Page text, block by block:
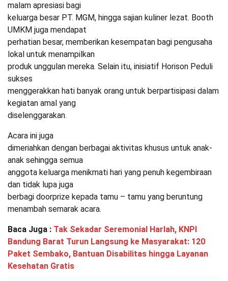
malam apresiasi bagi
keluarga besar PT. MGM, hingga sajian kuliner lezat. Booth
UMKM juga mendapat
perhatian besar, memberikan kesempatan bagi pengusaha
lokal untuk menampilkan
produk unggulan mereka. Selain itu, inisiatif Horison Peduli
sukses
menggerakkan hati banyak orang untuk berpartisipasi dalam
kegiatan amal yang
diselenggarakan.
Acara ini juga
dimeriahkan dengan berbagai aktivitas khusus untuk anak-
anak sehingga semua
anggota keluarga menikmati hari yang penuh kegembiraan
dan tidak lupa juga
berbagi doorprize kepada tamu – tamu yang beruntung
menambah semarak acara.
Baca Juga : Tak Sekadar Seremonial Harlah, KNPI
Bandung Barat Turun Langsung ke Masyarakat: 120
Paket Sembako, Bantuan Disabilitas hingga Layanan
Kesehatan Gratis